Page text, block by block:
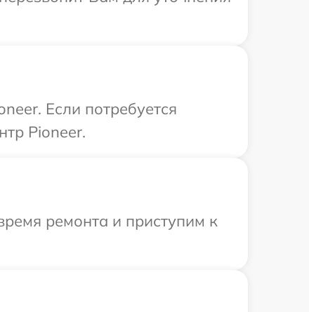
Если потребуется
Pioneer.
ремонта и приступим к